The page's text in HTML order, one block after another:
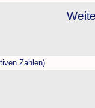
Zahlen)